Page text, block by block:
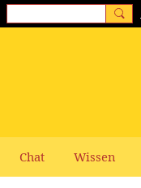
Chat Wissen